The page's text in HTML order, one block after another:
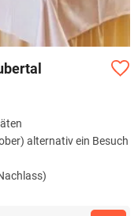
alternativ ein Besuch